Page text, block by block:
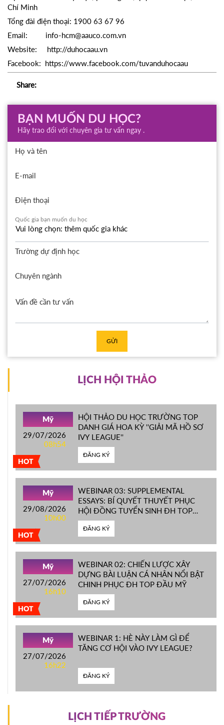
Chí Minh
Tổng đài điện thoại: 1900 63 67 96
Email: info-hcm@aauco.com.vn
Website: http://duhocaau.vn
Facebook: https://www.facebook.com/tuvanduhocaau
Share:
BẠN MUỐN DU HỌC?
Hãy trao đổi với chuyên gia tư vấn ngay .
Họ và tên
E-mail
Điện thoại
Quốc gia bạn muốn du học
Trường dự định học
Chuyên ngành
GỬI
LỊCH HỘI THẢO
HOT
Mỹ
29/07/2026
08h54
HỘI THẢO DU HỌC TRƯỜNG TOP
DANH GIÁ HOA KỲ ''GIẢI MÃ HỒ SƠ
IVY LEAGUE''
ĐĂNG KÝ
HOT
Mỹ
29/08/2026
10h00
WEBINAR 03: SUPPLEMENTAL
ESSAYS: BÍ QUYẾT THUYẾT PHỤC
HỘI ĐỒNG TUYỂN SINH ĐH TOP
ĐẦU MỸ
ĐĂNG KÝ
HOT
Mỹ
27/07/2026
16h10
WEBINAR 02: CHIẾN LƯỢC XÂY
DỰNG BÀI LUẬN CÁ NHÂN NỔI BẬT
CHINH PHỤC ĐH TOP ĐẦU MỸ
ĐĂNG KÝ
Mỹ
27/07/2026
16h22
WEBINAR 1: HÈ NÀY LÀM GÌ ĐỂ
TĂNG CƠ HỘI VÀO IVY LEAGUE?
ĐĂNG KÝ
LỊCH TIẾP TRƯỜNG